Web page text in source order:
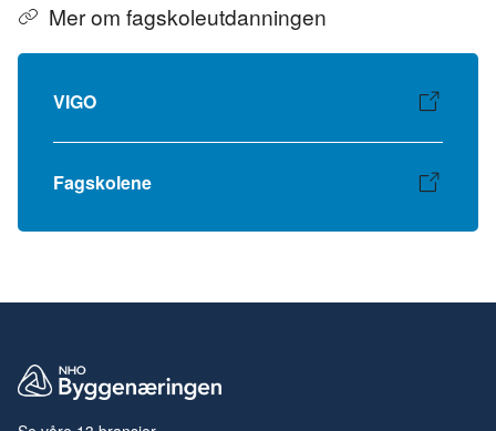
Mer om fagskoleutdanningen
VIGO
Fagskolene